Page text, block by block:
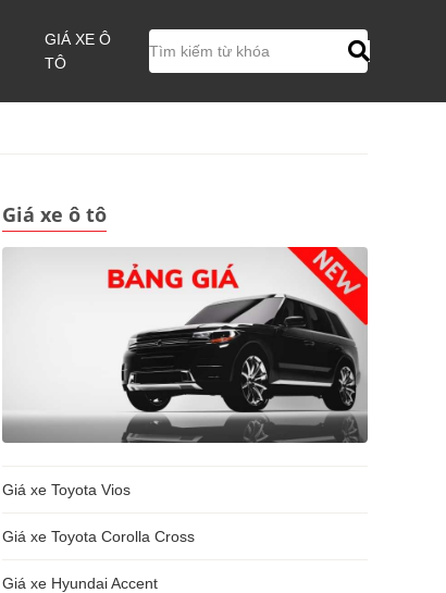
GIÁ XE Ô
TÔ
Giá xe ô tô
Giá xe Toyota Vios
Giá xe Toyota Corolla Cross
Giá xe Hyundai Accent